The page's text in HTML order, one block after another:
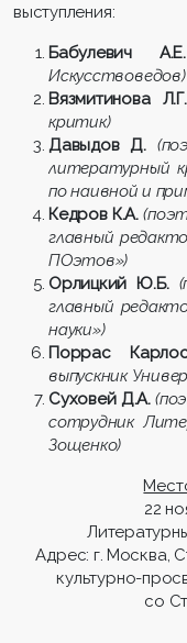
выступления:
Бабулевич
Искусствоведов)
Вязмитинова
критик)
Давыдов Д.
литературный
по наивной и
Кедров К.А.
главный
ПОэтов»)
Орлицкий Ю.Б.
главный
науки»)
Поррас
выпускник
Суховей Д.А.
сотрудник
Зощенко)
22
Адрес: г. Москва,
культурно-
со